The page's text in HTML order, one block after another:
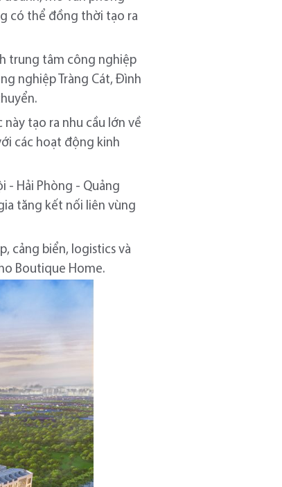
có thể đồng thời tạo ra
trung tâm công nghiệp
nghiệp Tràng Cát, Đình
tạo ra nhu cầu lớn về
các hoạt động kinh
- Hải Phòng - Quảng
tăng kết nối liên vùng
cảng biển, logistics và
Boutique Home.